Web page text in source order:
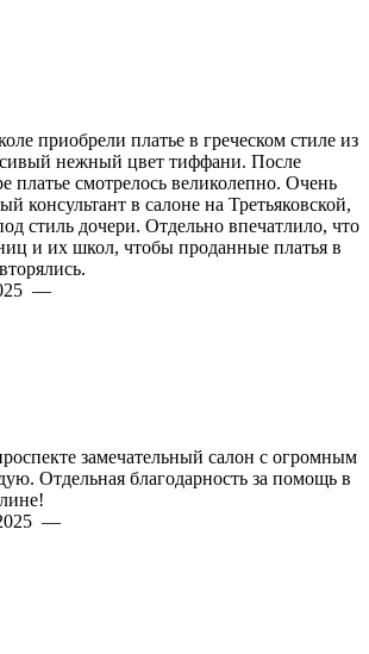
приобрели платье в греческом стиле из
нежный цвет тиффани. После
платье смотрелось великолепно. Очень
консультант в салоне на Третьяковской,
стиль дочери. Отдельно впечатлило, что
и их школ, чтобы проданные платья в
—
замечательный салон с огромным
Отдельная благодарность за помощь в
—